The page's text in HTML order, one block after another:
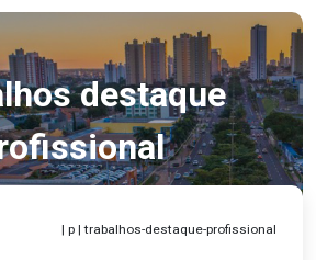
destaque
| p | trabalhos-destaque-profissional